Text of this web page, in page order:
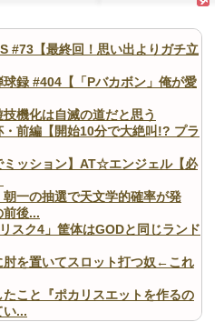
#73【最終回！思い出よりガチ立
録 #404【「Pバカボン」俺が愛
機化は自滅の道だと思う
前編【開始10分で大絶叫!? プラ
ミッション】AT☆エンジェル【必
朝一の抽選で天文学的確率が発
前後...
スク4」筐体はGODと同じランド
肘を置いてスロット打つ奴←これ
こと『ポカリスエットを作るの
い...